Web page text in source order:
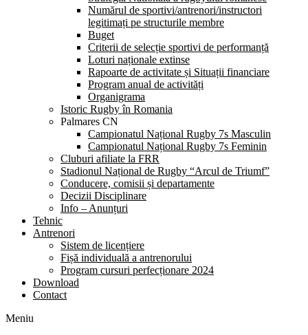
Numărul de sportivi/antrenori/instructori
legitimați pe structurile membre
Buget
Criterii de selecție sportivi de performanță
Loturi naționale extinse
Rapoarte de activitate și Situații financiare
Program anual de activități
Organigrama
Istoric Rugby în Romania
Palmares CN
Campionatul Național Rugby 7s Masculin
Campionatul Național Rugby 7s Feminin
Cluburi afiliate la FRR
Stadionul Național de Rugby “Arcul de Triumf”
Conducere, comisii și departamente
Decizii Disciplinare
Info – Anunțuri
Tehnic
Antrenori
Sistem de licențiere
Fișă individuală a antrenorului
Program cursuri perfecționare 2024
Download
Contact
Meniu